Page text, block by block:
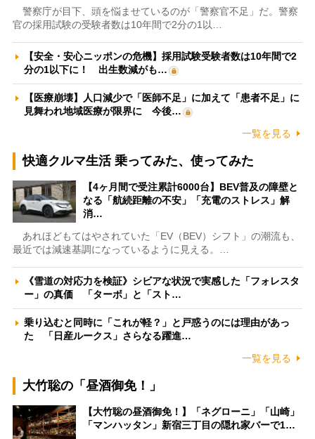
警察庁が目下、頭を悩ませているのが「警察官不足」だ。警察
官の採用試験の受験者数は10年間で2分の1以…
【安全・安心ニッポンの危機】採用試験受験者数は10年間で2
分の1以下に！ 出生数減がも…
【医療崩壊】人口減少で「医師不足」に加えて「患者不足」に
見舞われ地域医療が限界に 今後…
一覧を見る
快適クルマ生活 乗ってみた、使ってみた
【4ヶ月間で受注累計6000台】BEV普及の障壁と
なる「航続距離の不安」「充電のストレス」解
消…
あれほどもてはやされていた「EV（BEV）シフト」の潮流も、
最近では減速基調になっているように見える。…
《雪道の対応力を検証》シビアな状況で実感した「フォレスタ
ー」の真価 「ターボ」と「スト…
乗り込むと同時に「これが軽？」と戸惑うのには理由があっ
た 「日産ルークス」さらなる躍進…
一覧を見る
大竹聡の「昼酒御免！」
【大竹聡の昼酒御免！】「ネグローニ」「山崎」
「マンハッタン」新宿三丁目の隠れ家バーで1…